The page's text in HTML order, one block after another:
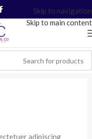
Skip to navigation
Skip to main content
adipiscing